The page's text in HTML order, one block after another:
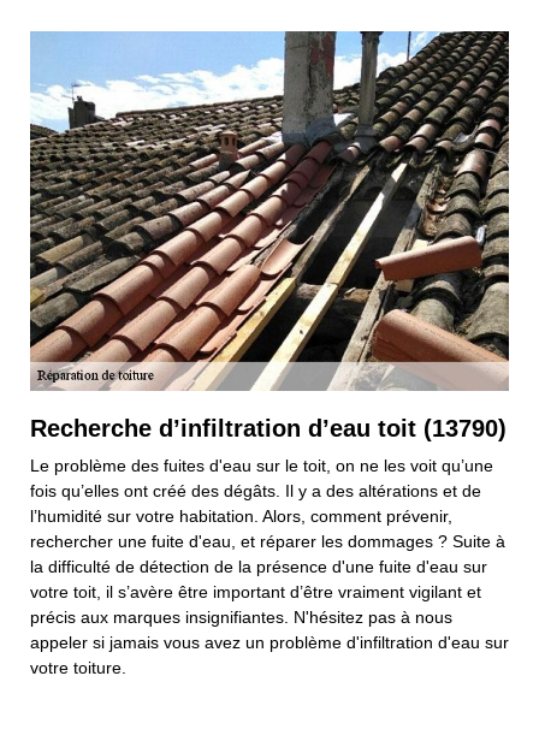
Recherche d’infiltration d’eau toit (13790)
Le problème des fuites d'eau sur le toit, on ne les voit qu’une
fois qu’elles ont créé des dégâts. Il y a des altérations et de
l’humidité sur votre habitation. Alors, comment prévenir,
rechercher une fuite d'eau, et réparer les dommages ? Suite à
la difficulté de détection de la présence d'une fuite d'eau sur
votre toit, il s’avère être important d’être vraiment vigilant et
précis aux marques insignifiantes. N'hésitez pas à nous
appeler si jamais vous avez un problème d'infiltration d'eau sur
votre toiture.